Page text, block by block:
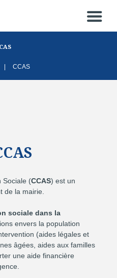
CCAS
Sociale (CCAS) est un
de la mairie.
sociale dans la
envers la population
(aides légales et
âgées, aides aux familles
une aide financière